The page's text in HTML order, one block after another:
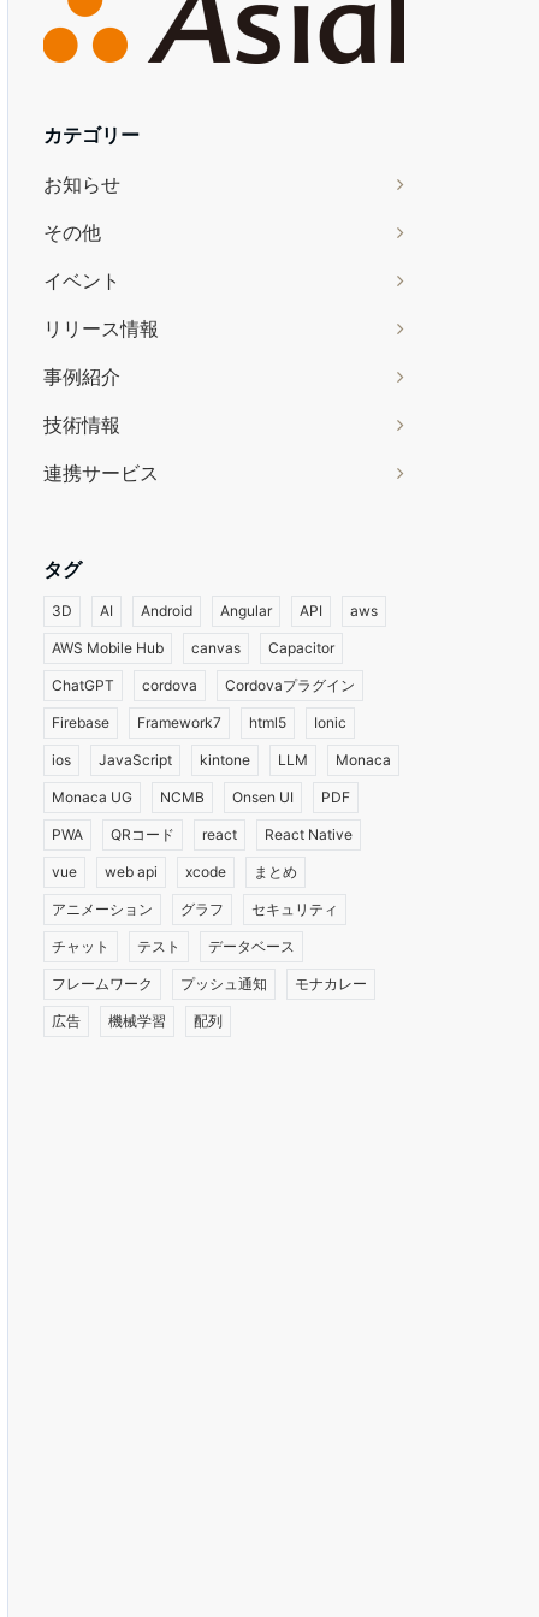
カテゴリー
お知らせ
その他
イベント
リリース情報
事例紹介
技術情報
連携サービス
タグ
3D AI Android Angular API aws
AWS Mobile Hub canvas Capacitor
ChatGPT cordova Cordovaプラグイン
Firebase Framework7 html5 Ionic
ios JavaScript kintone LLM Monaca
Monaca UG NCMB Onsen UI PDF
PWA QRコード react React Native
vue web api xcode まとめ
アニメーション グラフ セキュリティ
チャット テスト データベース
フレームワーク プッシュ通知 モナカレー
広告 機械学習 配列